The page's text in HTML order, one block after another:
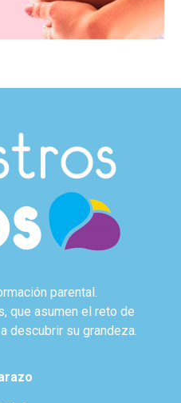
parental.
que asumen el reto de
descubrir su grandeza.